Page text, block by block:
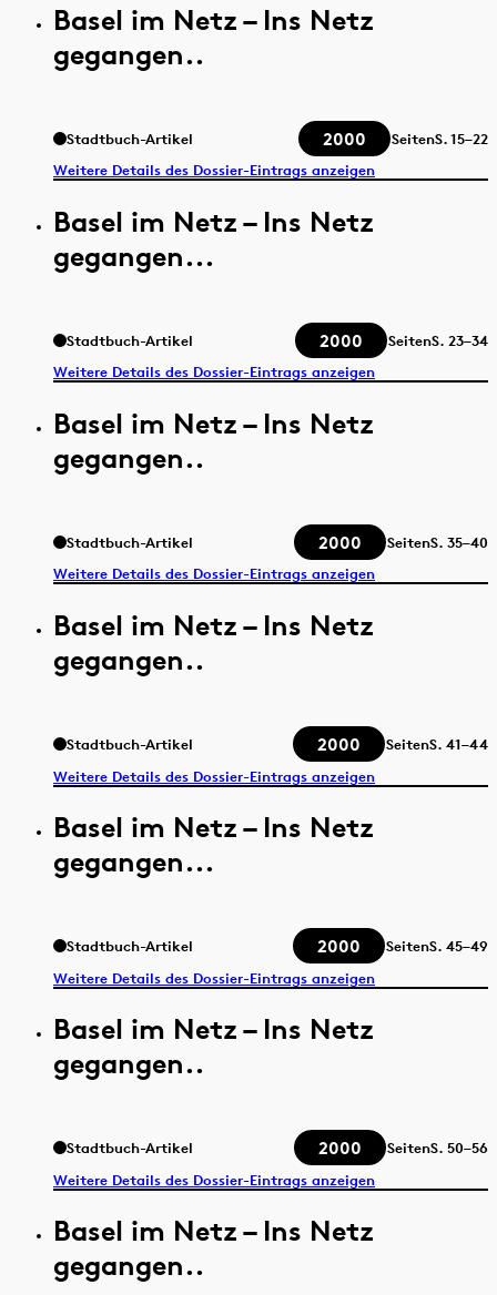
Basel im Netz – Ins Netz
gegangen..
Stadtbuch-Artikel 2000 SeitenS.15–22
Weitere Details des Dossier-Eintrags anzeigen
Basel im Netz – Ins Netz
gegangen...
Stadtbuch-Artikel 2000 SeitenS. 23–34
Weitere Details des Dossier-Eintrags anzeigen
Basel im Netz – Ins Netz
gegangen..
Stadtbuch-Artikel 2000 SeitenS. 35–40
Weitere Details des Dossier-Eintrags anzeigen
Basel im Netz – Ins Netz
gegangen..
Stadtbuch-Artikel 2000 SeitenS. 41–44
Weitere Details des Dossier-Eintrags anzeigen
Basel im Netz – Ins Netz
gegangen...
Stadtbuch-Artikel 2000 SeitenS. 45–49
Weitere Details des Dossier-Eintrags anzeigen
Basel im Netz – Ins Netz
gegangen..
Stadtbuch-Artikel 2000 SeitenS. 50–56
Weitere Details des Dossier-Eintrags anzeigen
Basel im Netz – Ins Netz
gegangen..